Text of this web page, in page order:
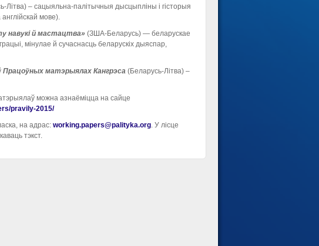
Літва) – сацыяльна-палітычныя дысцыпліны і гісторыя
мове).
навукі й мастацтва» (ЗША-Беларусь) — беларускае
мінулае й сучаснасць беларускіх дыяспар,
Працоўных матэрыялах Кангрэса (Беларусь-Літва) –
можна азнаёміцца на сайце
pravily-2015/
на адрас: working.papers@palityka.org. У лісце
тэкст.